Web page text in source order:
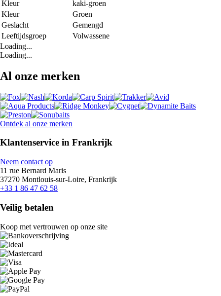
Kleur
kaki-groen
Kleur
Groen
Geslacht
Gemengd
Leeftijdsgroep
Volwassene
Loading...
Loading...
Al onze merken
Ontdek al onze merken
Klantenservice in Frankrijk
Neem contact op
11 rue Bernard Maris
37270 Montlouis-sur-Loire, Frankrijk
+33 1 86 47 62 58
Veilig betalen
Koop met vertrouwen op onze site